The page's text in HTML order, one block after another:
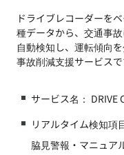
ドライブレコーダーを
種データから、交通事
自動検知し、運転傾向
事故削減支援サービス
サービス名： DRIVE
リアルタイム検知項
脇見警報・マニュア